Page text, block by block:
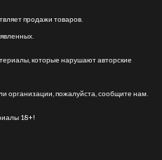
продажи товаров.
которые нарушают авторские
пожалуйста, сообщите нам.
18+!